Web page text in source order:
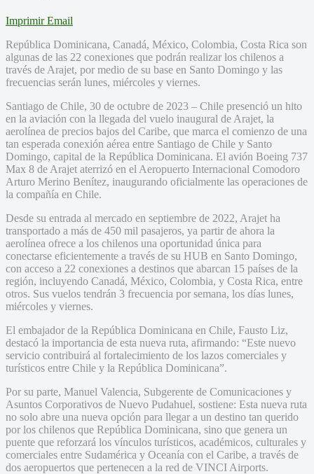
Imprimir Email
República Dominicana, Canadá, México, Colombia, Costa Rica son
algunas de las 22 conexiones que podrán realizar los chilenos a
través de Arajet, por medio de su base en Santo Domingo y las
frecuencias serán lunes, miércoles y viernes.
Santiago de Chile, 30 de octubre de 2023 – Chile presenció un hito
en la aviación con la llegada del vuelo inaugural de Arajet, la
aerolínea de precios bajos del Caribe, que marca el comienzo de una
tan esperada conexión aérea entre Santiago de Chile y Santo
Domingo, capital de la República Dominicana. El avión Boeing 737
Max 8 de Arajet aterrizó en el Aeropuerto Internacional Comodoro
Arturo Merino Benítez, inaugurando oficialmente las operaciones de
la compañía en Chile.
Desde su entrada al mercado en septiembre de 2022, Arajet ha
transportado a más de 450 mil pasajeros, ya partir de ahora la
aerolínea ofrece a los chilenos una oportunidad única para
conectarse eficientemente a través de su HUB en Santo Domingo,
con acceso a 22 conexiones a destinos que abarcan 15 países de la
región, incluyendo Canadá, México, Colombia, y Costa Rica, entre
otros. Sus vuelos tendrán 3 frecuencia por semana, los días lunes,
miércoles y viernes.
El embajador de la República Dominicana en Chile, Fausto Liz,
destacó la importancia de esta nueva ruta, afirmando: “Este nuevo
servicio contribuirá al fortalecimiento de los lazos comerciales y
turísticos entre Chile y la República Dominicana”.
Por su parte, Manuel Valencia, Subgerente de Comunicaciones y
Asuntos Corporativos de Nuevo Pudahuel, sostiene: Esta nueva ruta
no solo abre una nueva opción para llegar a un destino tan querido
por los chilenos que República Dominicana, sino que genera un
puente que reforzará los vínculos turísticos, académicos, culturales y
comerciales entre Sudamérica y Oceanía con el Caribe, a través de
dos aeropuertos que pertenecen a la red de VINCI Airports.